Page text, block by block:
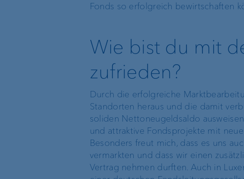
Fonds so erfolgreich bewirtschaften
Wie bist du mit
zufrieden?
Durch die erfolgreiche
Standorten heraus und die damit
soliden Nettoneugeldsaldo
und attraktive Fondsprojekte mit
Besonders freut mich, dass es uns
vermarkten und dass wir einen
Vertrag nehmen durften. Auch in